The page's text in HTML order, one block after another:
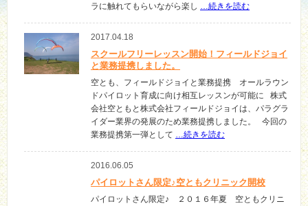
ラに触れてもらいながら楽し …続きを読む
2017.04.18
スクールフリーレッスン開始！フィールドジョイ
と業務提携しました。
空とも、フィールドジョイと業務提携 オールラウン
ドパイロット育成に向け相互レッスンが可能に 株式
会社空ともと株式会社フィールドジョイは、パラグラ
イダー業界の発展のため業務提携しました。 今回の
業務提携第一弾として …続きを読む
2016.06.05
パイロットさん限定♪空ともクリニック開校
パイロットさん限定♪ ２０１６年夏 空ともクリニ